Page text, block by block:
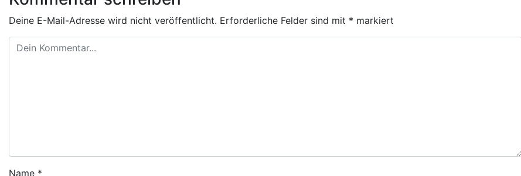
Deine E-Mail-Adresse wird nicht veröffentlicht. Erforderliche Felder sind mit * markiert
Name *